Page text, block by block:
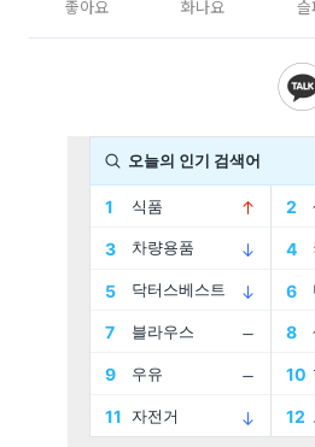
좋아요 화나요